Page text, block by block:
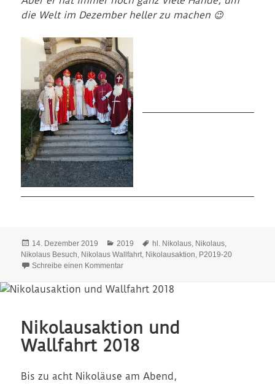
die Welt im Dezember heller zu machen 😉
Veröffentlicht
am
14. Dezember 2019 Kategorien
2019 Schlagwörter
hl. Nikolaus Nikolaus
Nikolaus Besuch Nikolaus Wallfahrt Nikolausaktion P2019-20
Schreibe einen Kommentarzu Nikolausaktion 2019
Nikolausaktion und
Wallfahrt 2018
Bis zu acht Nikoläuse am Abend,